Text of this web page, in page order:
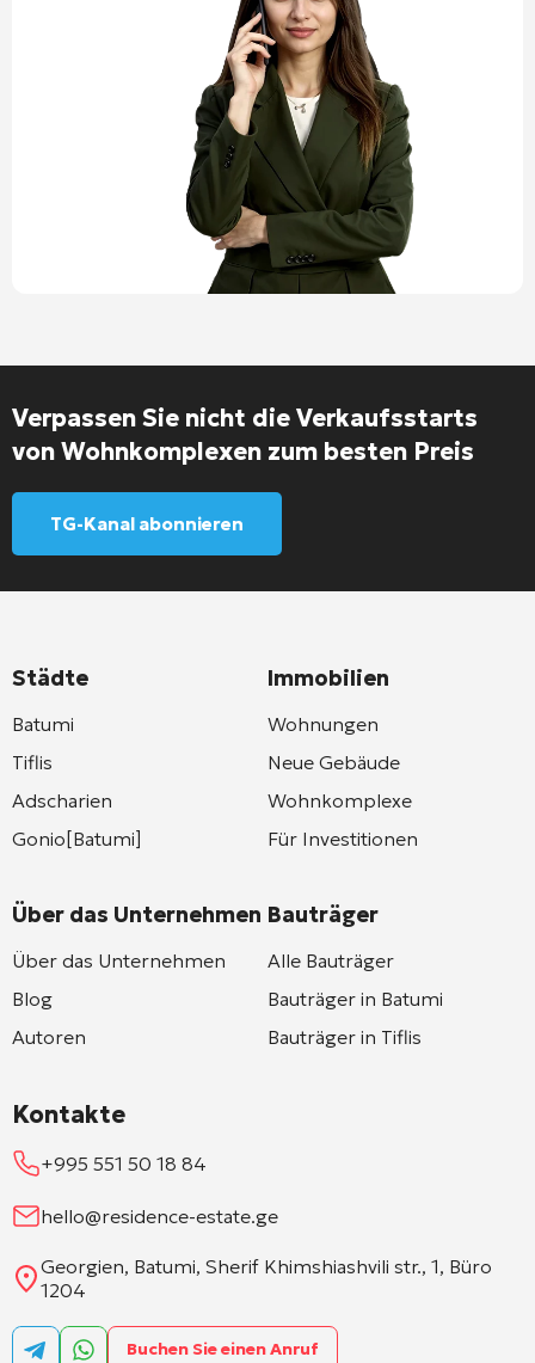
Verpassen Sie nicht die Verkaufsstarts
von Wohnkomplexen zum besten Preis
TG-Kanal abonnieren
Städte
Batumi
Tiflis
Adscharien
Gonio[Batumi]
Über das Unternehmen
Über das Unternehmen
Blog
Autoren
Immobilien
Wohnungen
Neue Gebäude
Wohnkomplexe
Für Investitionen
Bauträger
Alle Bauträger
Bauträger in Batumi
Bauträger in Tiflis
Kontakte
+995 551 50 18 84
hello@residence-estate.ge
Georgien, Batumi, Sherif Khimshiashvili str., 1, Büro
1204
Buchen Sie einen Anruf